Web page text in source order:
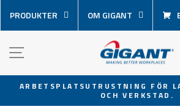
över
innehåll
PRODUKTER OM GIGANT
Pausa
ARBETSPLATSUTRUSTNING FÖR
OCH VERKSTAD.